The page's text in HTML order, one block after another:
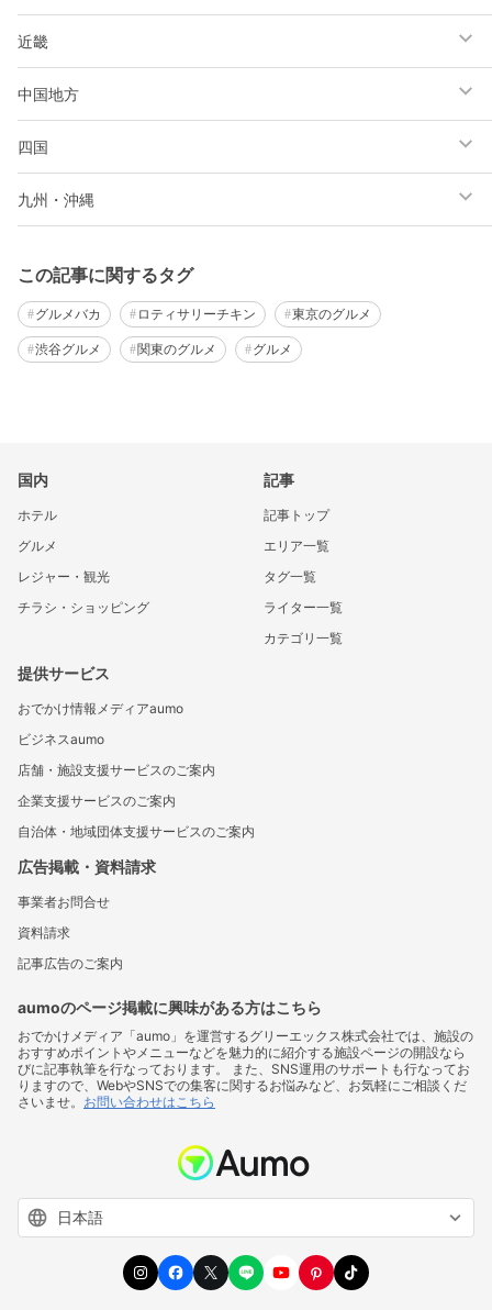
近畿
中国地方
四国
九州・沖縄
この記事に関するタグ
グルメバカ ロティサリーチキン 東京のグルメ
渋谷グルメ 関東のグルメ グルメ
国内
ホテル
グルメ
レジャー・観光
チラシ・ショッピング
記事
記事トップ
エリア一覧
タグ一覧
ライター一覧
カテゴリ一覧
提供サービス
おでかけ情報メディアaumo
ビジネスaumo
店舗・施設支援サービスのご案内
企業支援サービスのご案内
自治体・地域団体支援サービスのご案内
広告掲載・資料請求
事業者お問合せ
資料請求
記事広告のご案内
aumoのページ掲載に興味がある方はこちら
おでかけメディア「aumo」を運営するグリーエックス株式会社では、施設の
おすすめポイントやメニューなどを魅力的に紹介する施設ページの開設なら
びに記事執筆を行なっております。 また、SNS運用のサポートも行なってお
りますので、WebやSNSでの集客に関するお悩みなど、お気軽にご相談くだ
さいませ。 お問い合わせはこちら